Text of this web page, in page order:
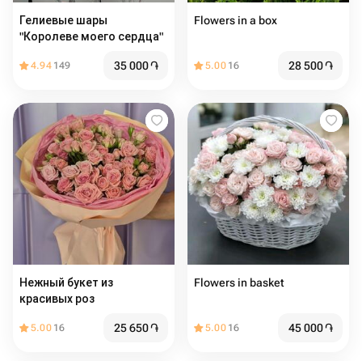
Гелиевые шары
"Королеве моего сердца"
4.94 149 35 000֏
Flowers in a box
5.00 16 28 500֏
Нежный букет из
красивых роз
5.00 16 25 650֏
Flowers in basket
5.00 16 45 000֏